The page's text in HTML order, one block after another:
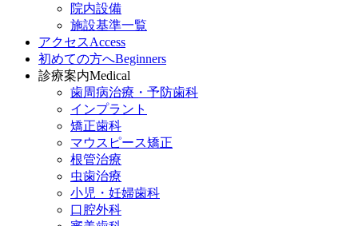
院内設備
施設基準一覧
アクセスAccess
初めての方へBeginners
診療案内Medical
歯周病治療・予防歯科
インプラント
矯正歯科
マウスピース矯正
根管治療
虫歯治療
小児・妊婦歯科
口腔外科